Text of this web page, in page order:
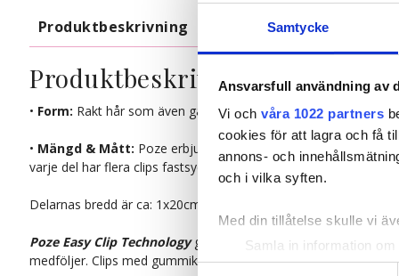
Samtycke
Ansvarsfull användning av
Vi och våra 1022 partners
cookies för att lagra och få
annons- och
och i vilka syften.
Med din tillåtelse skulle vi
Samla in information
Identifiera din enhet
Produktbeskrivning Kvalitet & Skötsel
Produktbeskrivning
• Form: Rakt hår som även går att forma med lock- eller
• Mängd & Mått: Poze erbjuder dig marknadens fylligaste
varje del har flera clips fastsydda och redo att fästas.
Delarnas bredd är ca: 1x20cm. 2x15cm. 2x10cm. 2x5cm.
Poze Easy Clip Technologygör det otroligt enkelt och smidigt
medföljer. Clips med gummikant för att ge extra bra grepp. På